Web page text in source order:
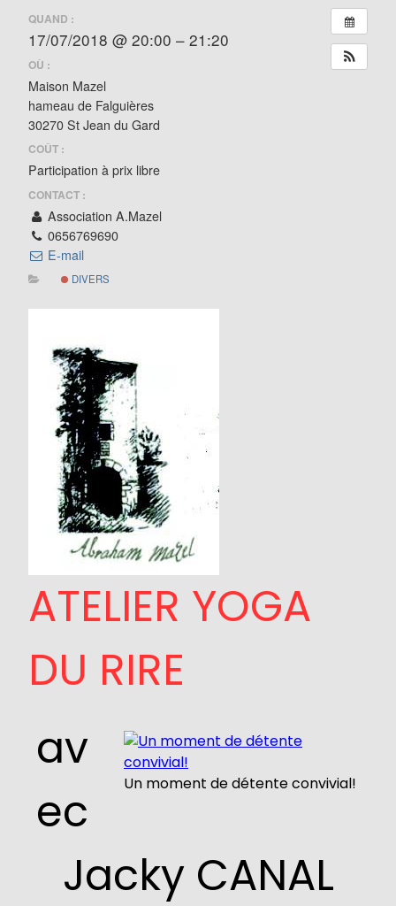
QUAND :
17/07/2018 @ 20:00 – 21:20
OÙ :
Maison Mazel
hameau de Falguières
30270 St Jean du Gard
COÛT :
Participation à prix libre
CONTACT :
Association A.Mazel
0656769690
E-mail
DIVERS
ATELIER YOGA
DU RIRE
Un moment de détente convivial!
av
ec
Jacky CANAL